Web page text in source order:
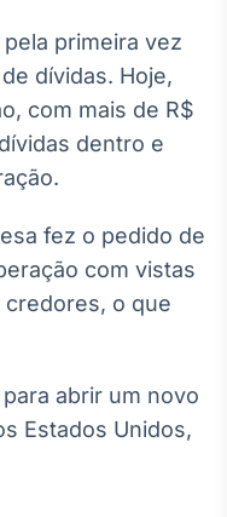
primeira vez
dívidas. Hoje,
com mais de R$
dentro e
fez o pedido de
com vistas
o que
abrir um novo
Estados Unidos,